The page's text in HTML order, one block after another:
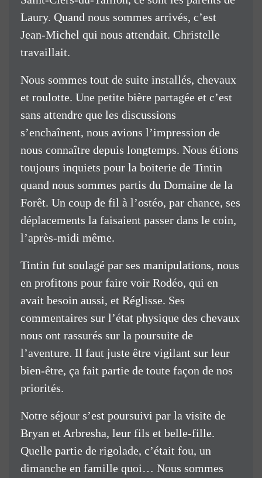
Laury. Quand nous sommes arrivés, c’est
Jean-Michel qui nous attendait. Christelle
travaillait.
Nous sommes tout de suite installés, chevaux
et roulotte. Une petite bière partagée et c’est
sans attendre que les discussions
s’enchaînent, nous avions l’impression de
nous connaître depuis longtemps. Nous étions
toujours inquiets pour la boiterie de Tintin
quand nous sommes partis du Domaine de la
Forêt. Un coup de fil à l’ostéo, par chance, ses
déplacements la faisaient passer dans le coin,
l’après-midi même.
Tintin fut soulagé par ses manipulations, nous
en profitons pour faire voir Rodéo, qui en
avait besoin aussi, et Réglisse. Ses
commentaires sur l’état physique des chevaux
nous ont rassurés sur la poursuite de
l’aventure. Il faut juste être vigilant sur leur
bien-être, ça fait partie de toute façon de nos
priorités.
Notre séjour s’est poursuivi par la visite de
Bryan et Arbresha, leur fils et belle-fille.
Quelle partie de rigolade, c’était fou, un
dimanche en famille quoi… Nous sommes